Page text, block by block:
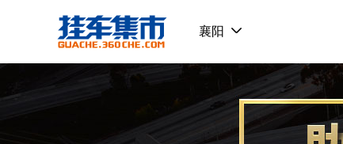
挂车集市 襄阳